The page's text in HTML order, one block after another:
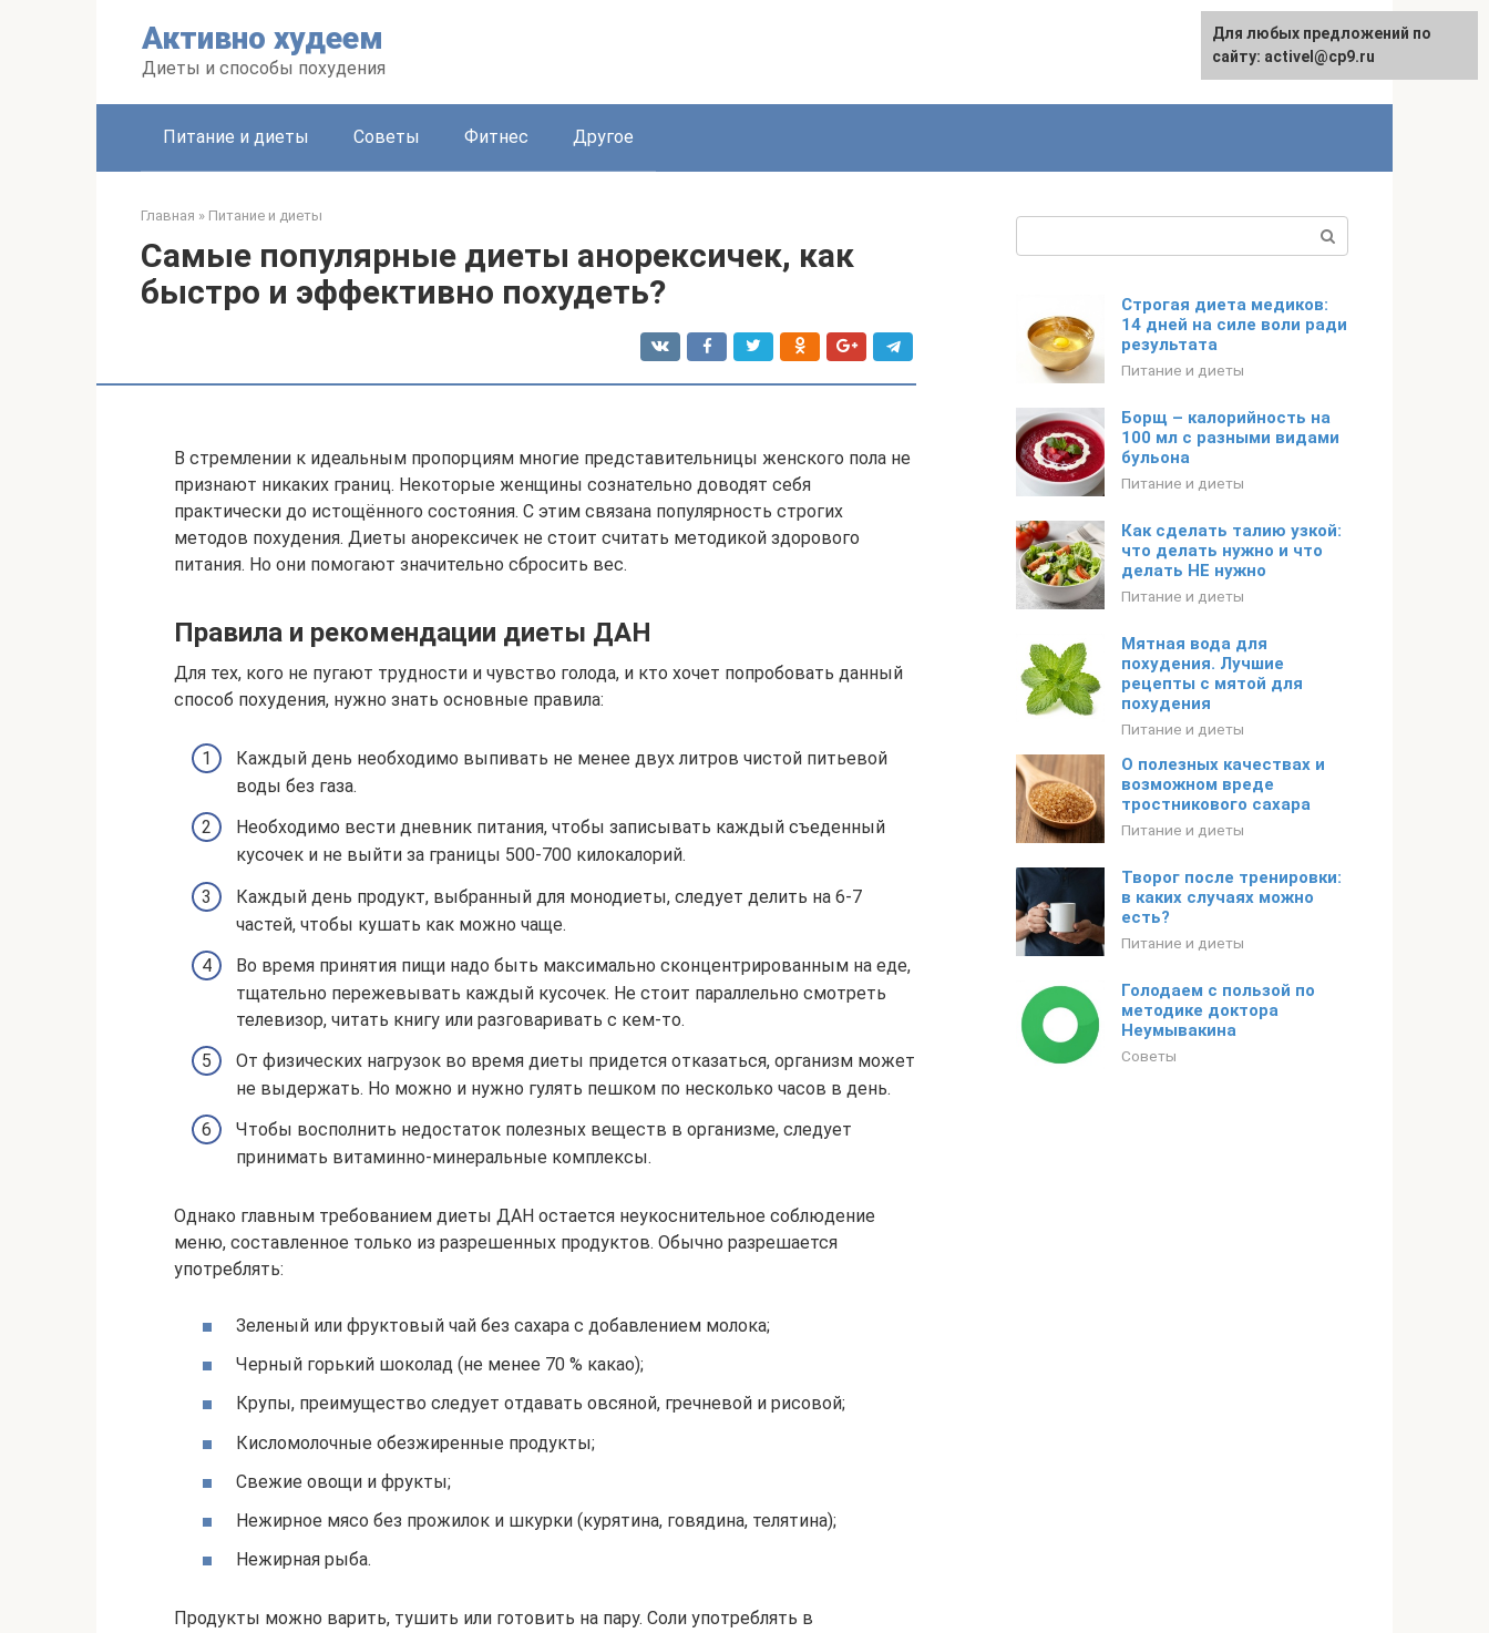
Активно худеем
Диеты и способы похудения
English
Питание и диеты Советы Фитнес Другое
Главная » Питание и диеты
Самые популярные диеты анорексичек, как
быстро и эффективно похудеть?
В стремлении к идеальным пропорциям многие представительницы женского пола не
признают никаких границ. Некоторые женщины сознательно доводят себя
практически до истощённого состояния. С этим связана популярность строгих
методов похудения. Диеты анорексичек не стоит считать методикой здорового
питания. Но они помогают значительно сбросить вес.
Правила и рекомендации диеты ДАН
Для тех, кого не пугают трудности и чувство голода, и кто хочет попробовать данный
способ похудения, нужно знать основные правила:
Каждый день необходимо выпивать не менее двух литров чистой питьевой
воды без газа.
Необходимо вести дневник питания, чтобы записывать каждый съеденный
кусочек и не выйти за границы 500-700 килокалорий.
Каждый день продукт, выбранный для монодиеты, следует делить на 6-7
частей, чтобы кушать как можно чаще.
Во время принятия пищи надо быть максимально сконцентрированным на еде,
тщательно пережевывать каждый кусочек. Не стоит параллельно смотреть
телевизор, читать книгу или разговаривать с кем-то.
От физических нагрузок во время диеты придется отказаться, организм может
не выдержать. Но можно и нужно гулять пешком по несколько часов в день.
Чтобы восполнить недостаток полезных веществ в организме, следует
принимать витаминно-минеральные комплексы.
Однако главным требованием диеты ДАН остается неукоснительное соблюдение
меню, составленное только из разрешенных продуктов. Обычно разрешается
употреблять:
Зеленый или фруктовый чай без сахара с добавлением молока;
Черный горький шоколад (не менее 70 % какао);
Крупы, преимущество следует отдавать овсяной, гречневой и рисовой;
Кисломолочные обезжиренные продукты;
Свежие овощи и фрукты;
Нежирное мясо без прожилок и шкурки (курятина, говядина, телятина);
Нежирная рыба.
Продукты можно варить, тушить или готовить на пару. Соли употреблять в
Строгая диета медиков:
14 дней на силе воли ради
результата
Питание и диеты
Борщ – калорийность на
100 мл с разными видами
бульона
Питание и диеты
Как сделать талию узкой:
что делать нужно и что
делать НЕ нужно
Питание и диеты
Мятная вода для
похудения. Лучшие
рецепты с мятой для
похудения
Питание и диеты
О полезных качествах и
возможном вреде
тростникового сахара
Питание и диеты
Творог после тренировки:
в каких случаях можно
есть?
Питание и диеты
Голодаем с пользой по
методике доктора
Неумывакина
Советы
Для любых предложений по
сайту: activel@cp9.ru